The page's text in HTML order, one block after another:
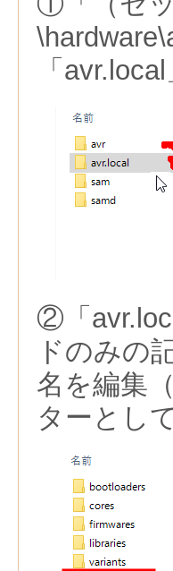
「
②「
ドのみの
名を編集
ターとし